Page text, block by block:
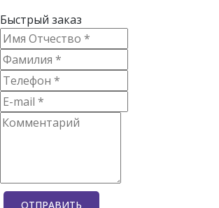
Быстрый заказ
ОТПРАВИТЬ